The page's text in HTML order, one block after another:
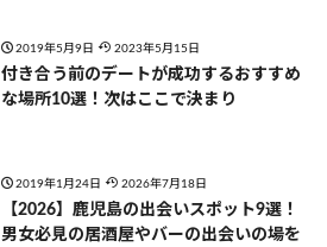
2019年5月9日 2023年5月15日
付き合う前のデートが成功するおすすめ
な場所10選！次はここで決まり
2019年1月24日 2026年7月18日
【2026】鹿児島の出会いスポット9選！
男女必見の居酒屋やバーの出会いの場を